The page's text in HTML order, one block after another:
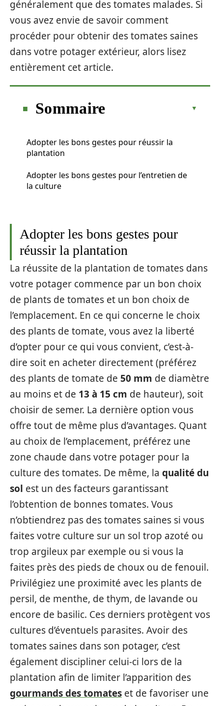
généralement que des tomates malades. Si
vous avez envie de savoir comment
procéder pour obtenir des tomates saines
dans votre potager extérieur, alors lisez
entièrement cet article.
Sommaire
Adopter les bons gestes pour réussir la
plantation
Adopter les bons gestes pour l’entretien de
la culture
Adopter les bons gestes pour
réussir la plantation
La réussite de la plantation de tomates dans
votre potager commence par un bon choix
de plants de tomates et un bon choix de
l’emplacement. En ce qui concerne le choix
des plants de tomate, vous avez la liberté
d’opter pour ce qui vous convient, c’est-à-
dire soit en acheter directement (préférez
des plants de tomate de 50 mm de diamètre
au moins et de 13 à 15 cm de hauteur), soit
choisir de semer. La dernière option vous
offre tout de même plus d’avantages. Quant
au choix de l’emplacement, préférez une
zone chaude dans votre potager pour la
culture des tomates. De même, la qualité du
sol est un des facteurs garantissant
l’obtention de bonnes tomates. Vous
n’obtiendrez pas des tomates saines si vous
faites votre culture sur un sol trop azoté ou
trop argileux par exemple ou si vous la
faites près des pieds de choux ou de fenouil.
Privilégiez une proximité avec les plants de
persil, de menthe, de thym, de lavande ou
encore de basilic. Ces derniers protègent vos
cultures d’éventuels parasites. Avoir des
tomates saines dans son potager, c’est
également discipliner celui-ci lors de la
plantation afin de limiter l’apparition des
gourmands des tomates et de favoriser une